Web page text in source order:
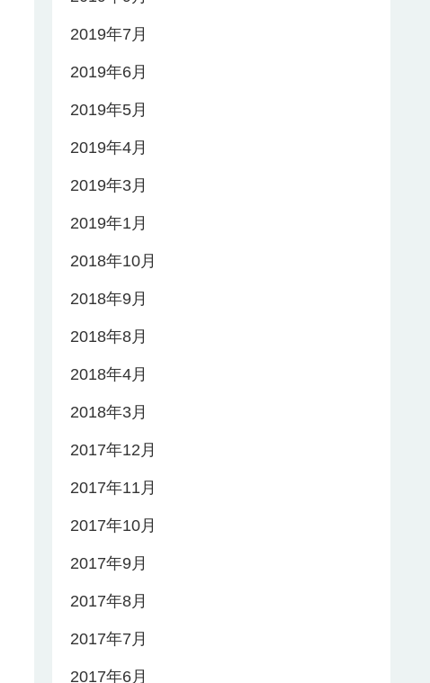
2019年7月
2019年6月
2019年5月
2019年4月
2019年3月
2019年1月
2018年10月
2018年9月
2018年8月
2018年4月
2018年3月
2017年12月
2017年11月
2017年10月
2017年9月
2017年8月
2017年7月
2017年6月